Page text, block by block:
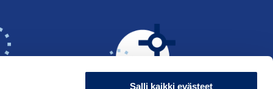
Salli kaikki evästeet